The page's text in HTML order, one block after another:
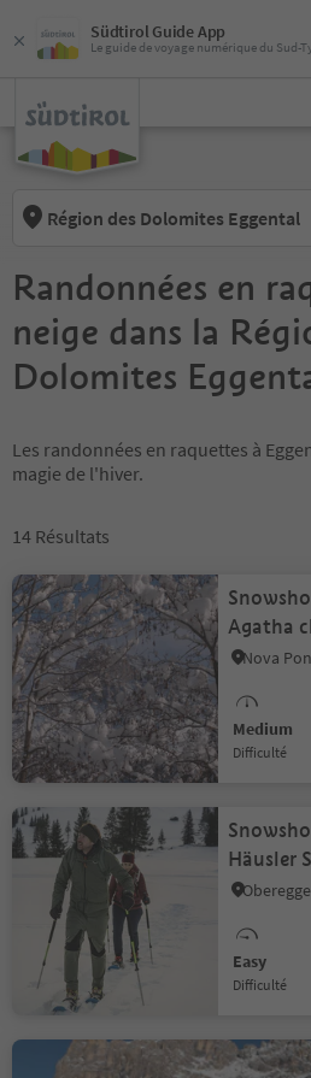
Südtirol Guide App
Le guide de voyage numérique du Sud-
Région des Dolomites Eggental
Randonnées en
neige dans la
Dolomites
Les randonnées en raquettes à
magie de l'hiver.
14 Résultats
Agatha
Medium
Difficulté
Häusler
Easy
Difficulté
Winter